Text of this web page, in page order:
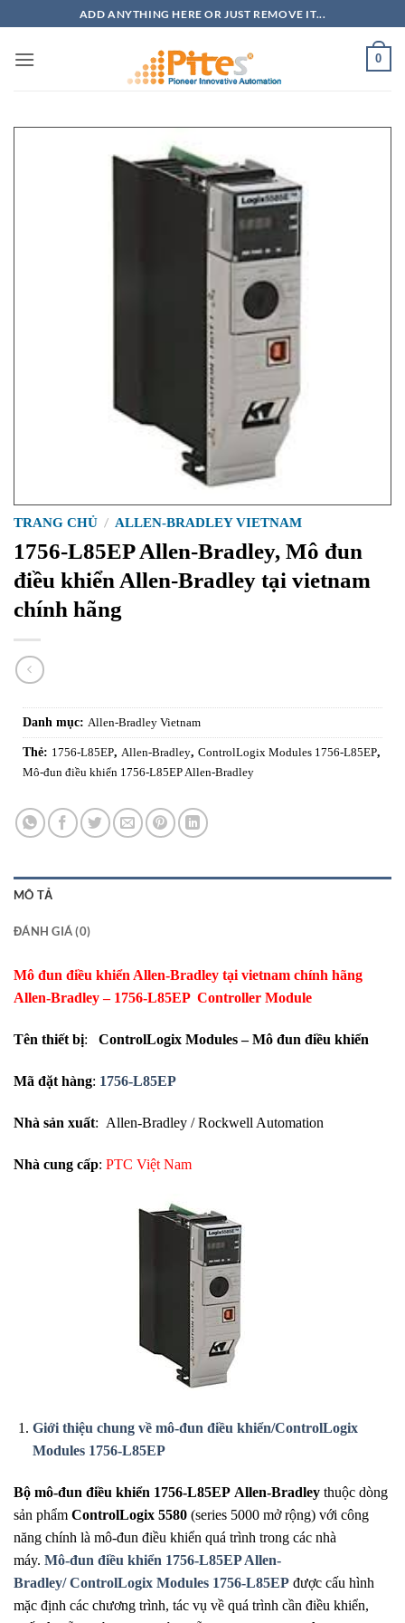
qua
nội
ADD ANYTHING HERE OR JUST REMOVE IT...
0
TRANG CHỦ / ALLEN-BRADLEY VIETNAM
1756-L85EP Allen-Bradley, Mô đun
điều khiển Allen-Bradley tại vietnam
chính hãng
Danh mục: Allen-Bradley Vietnam
Thẻ: 1756-L85EP, Allen-Bradley, ControlLogix Modules 1756-L85EP,
Mô-đun điều khiển 1756-L85EP Allen-Bradley
MÔ TẢ
ĐÁNH GIÁ (0)
Mô đun điều khiển Allen-Bradley tại vietnam chính hãng
Allen-Bradley – 1756-L85EP Controller Module
Tên thiết bị: ControlLogix Modules – Mô đun điều khiển
Mã đặt hàng: 1756-L85EP
Nhà sản xuất: Allen-Bradley / Rockwell Automation
Nhà cung cấp: PTC Việt Nam
Giới thiệu chung vềmô-đun điều khiển/ControlLogix
Modules 1756-L85EP
Bộ mô-đun điều khiển 1756-L85EP Allen-Bradley thuộc dòng
sản phẩm ControlLogix 5580 (series 5000 mở rộng) với công
năng chính là mô-đun điều khiển quá trình trong các nhà
máy. Mô-đun điều khiển 1756-L85EP Allen-
Bradley/ ControlLogix Modules 1756-L85EP được cấu hình
mặc định các chương trình, tác vụ về quá trình cần điều khiển,